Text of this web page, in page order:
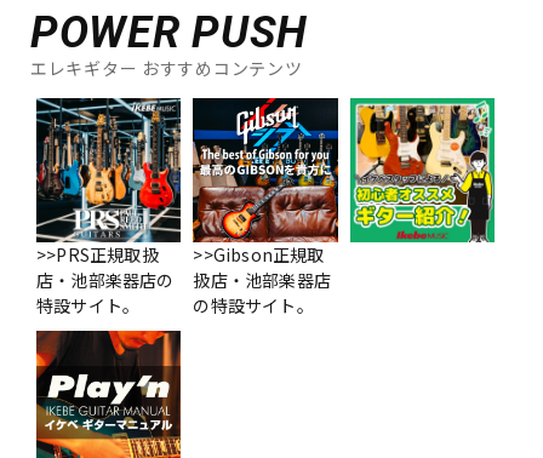
POWER PUSH
エレキギター おすすめコンテンツ
>>PRS正規取扱
店・池部楽器店の
特設サイト。
>>Gibson正規取
扱店・池部楽器店
の特設サイト。